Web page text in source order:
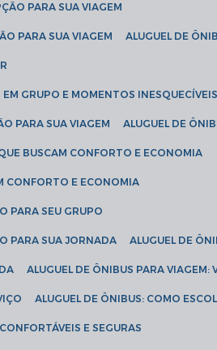
PARA SUA VIAGEM
PARA SUA VIAGEM ALUGUEL DE
EM GRUPO E MOMENTOS INESQUECÍVEIS
PARA SUA VIAGEM ALUGUEL DE
BUSCAM CONFORTO E ECONOMIA
CONFORTO E ECONOMIA
PARA SEU GRUPO
PARA SUA JORNADA ALUGUEL DE
ALUGUEL DE ÔNIBUS PARA
ALUGUEL DE ÔNIBUS: COMO
E SEGURAS